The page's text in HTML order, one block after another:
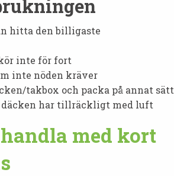
hitta den billigaste
inte för fort
inte nöden kräver
takbox och packa på annat sätt
däcken har tillräckligt med luft
med kort